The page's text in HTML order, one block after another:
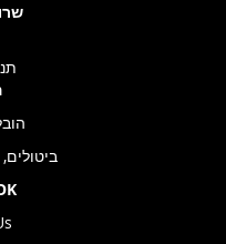
ביטולים,